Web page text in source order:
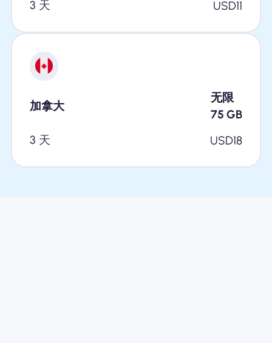
3 天
USD11
加拿大
无限
75 GB
3 天
USD18